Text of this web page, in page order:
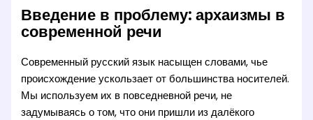
Введение в проблему: архаизмы в
современной речи
Современный русский язык насыщен словами, чье
происхождение ускользает от большинства носителей.
Мы используем их в повседневной речи, не
задумываясь о том, что они пришли из далёкого